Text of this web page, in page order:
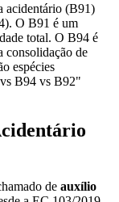
acidentário (B91)
O B91 é um
total. O B94 é
consolidação de
espécies
B94 vs B92"
de auxílio